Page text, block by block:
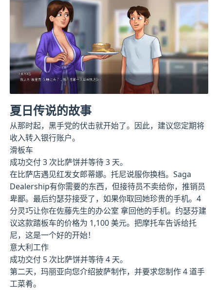
夏日传说的故事
从那时起，黑手党的伏击就开始了。因此，建议您定期将
收入转入银行账户。
滑板车
成功交付 3 次比萨饼并等待 3 天。
在比萨店遇见红发女郎蒂娜。托尼说服你换档。Saga
Dealership有你需要的东西，但接待员不卖给你，推销员
卑鄙。最后约瑟芬接受了，如果你取回她珍贵的手机。4
分灵巧让你在佐藤先生的办公室 拿回他的手机。约瑟芬建
议这款踏板车的价格为 1,100 美元。把摩托车告诉给托
尼，这是一个好的开始！
意大利工作
成功交付 5 次比萨饼并等待 4 天。
第二天，玛丽亚向您介绍披萨制作，并要求您制作 4 道手
工菜肴。